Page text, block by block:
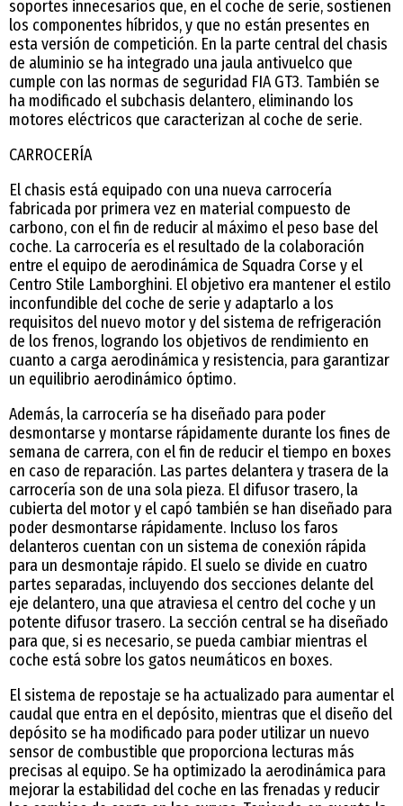
soportes innecesarios que, en el coche de serie, sostienen
los componentes híbridos, y que no están presentes en
esta versión de competición. En la parte central del chasis
de aluminio se ha integrado una jaula antivuelco que
cumple con las normas de seguridad FIA GT3. También se
ha modificado el subchasis delantero, eliminando los
motores eléctricos que caracterizan al coche de serie.
CARROCERÍA
El chasis está equipado con una nueva carrocería
fabricada por primera vez en material compuesto de
carbono, con el fin de reducir al máximo el peso base del
coche. La carrocería es el resultado de la colaboración
entre el equipo de aerodinámica de Squadra Corse y el
Centro Stile Lamborghini. El objetivo era mantener el estilo
inconfundible del coche de serie y adaptarlo a los
requisitos del nuevo motor y del sistema de refrigeración
de los frenos, logrando los objetivos de rendimiento en
cuanto a carga aerodinámica y resistencia, para garantizar
un equilibrio aerodinámico óptimo.
Además, la carrocería se ha diseñado para poder
desmontarse y montarse rápidamente durante los fines de
semana de carrera, con el fin de reducir el tiempo en boxes
en caso de reparación. Las partes delantera y trasera de la
carrocería son de una sola pieza. El difusor trasero, la
cubierta del motor y el capó también se han diseñado para
poder desmontarse rápidamente. Incluso los faros
delanteros cuentan con un sistema de conexión rápida
para un desmontaje rápido. El suelo se divide en cuatro
partes separadas, incluyendo dos secciones delante del
eje delantero, una que atraviesa el centro del coche y un
potente difusor trasero. La sección central se ha diseñado
para que, si es necesario, se pueda cambiar mientras el
coche está sobre los gatos neumáticos en boxes.
El sistema de repostaje se ha actualizado para aumentar el
caudal que entra en el depósito, mientras que el diseño del
depósito se ha modificado para poder utilizar un nuevo
sensor de combustible que proporciona lecturas más
precisas al equipo. Se ha optimizado la aerodinámica para
mejorar la estabilidad del coche en las frenadas y reducir